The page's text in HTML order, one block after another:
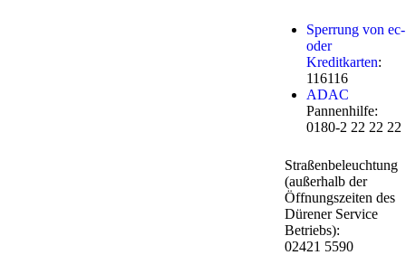
Sperrung von ec-
oder
Kreditkarten:
116116
ADAC
Pannenhilfe:
0180-2 22 22 22
Straßenbeleuchtung
(außerhalb der
Öffnungszeiten des
Dürener Service
Betriebs):
02421 5590